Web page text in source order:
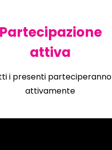
Partecipazione
attiva
i presenti parteciperanno
attivamente